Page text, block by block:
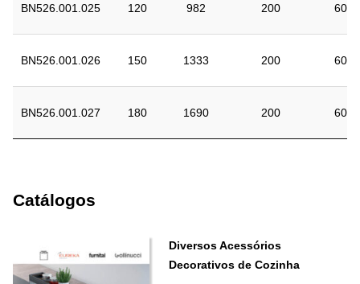
BN526.001.025 120 982 200 60
BN526.001.026 150 1333 200 60
BN526.001.027 180 1690 200 60
Catálogos
Diversos Acessórios
Decorativos de Cozinha